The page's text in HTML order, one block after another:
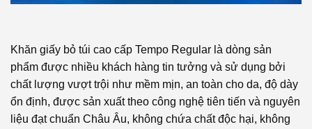
Khăn giấy bỏ túi cao cấp Tempo Regular là dòng sản
phẩm được nhiều khách hàng tin tưởng và sử dụng bởi
chất lượng vượt trội như mềm mịn, an toàn cho da, độ dày
ổn định, được sản xuất theo công nghệ tiên tiến và nguyên
liệu đạt chuẩn Châu Âu, không chứa chất độc hại, không